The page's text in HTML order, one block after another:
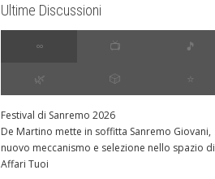
Ultime Discussioni
∞ 📺 🎵
🌿 🎲 ⭐️
Festival di Sanremo 2026
De Martino mette in soffitta Sanremo Giovani,
nuovo meccanismo e selezione nello spazio di
Affari Tuoi